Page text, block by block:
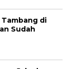
Tambang di
Sudah